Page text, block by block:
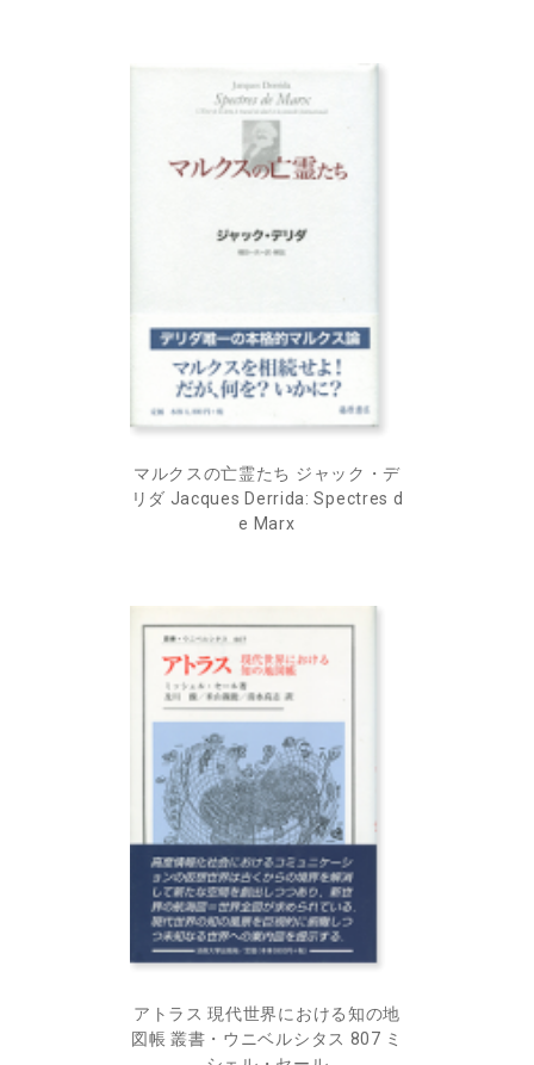
マルクスの亡霊たち ジャック・デ
リダ Jacques Derrida: Spectres d
e Marx
アトラス 現代世界における知の地
図帳 叢書・ウニベルシタス 807 ミ